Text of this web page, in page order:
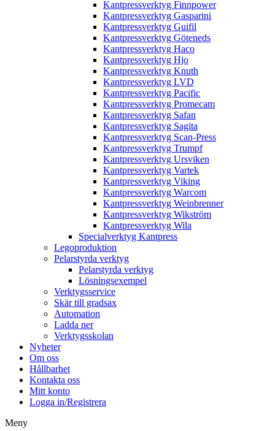
Kantpressverktyg Finnpower
Kantpressverktyg Gasparini
Kantpressverktyg Guifil
Kantpressverktyg Göteneds
Kantpressverktyg Haco
Kantpressverktyg Hjo
Kantpressverktyg Knuth
Kantpressverktyg LVD
Kantpressverktyg Pacific
Kantpressverktyg Promecam
Kantpressverktyg Safan
Kantpressverktyg Sagita
Kantpressverktyg Scan-Press
Kantpressverktyg Trumpf
Kantpressverktyg Ursviken
Kantpressverktyg Vartek
Kantpressverktyg Viking
Kantpressverktyg Warcom
Kantpressverktyg Weinbrenner
Kantpressverktyg Wikström
Kantpressverktyg Wila
Specialverktyg Kantpress
Legoproduktion
Pelarstyrda verktyg
Pelarstyrda verktyg
Lösningsexempel
Verktygsservice
Skär till gradsax
Automation
Ladda ner
Verktygsskolan
Nyheter
Om oss
Hållbarhet
Kontakta oss
Mitt konto
Logga in/Registrera
Meny